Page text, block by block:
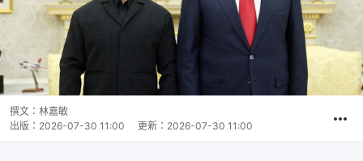
撰文： 林嘉敏
出版： 2026-07-30 11:00 更新： 2026-07-30 11:00